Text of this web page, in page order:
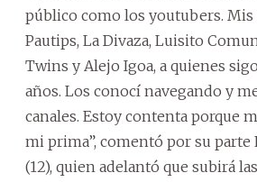
público como los youtubers.
Pautips, La Divaza, Luisito
Twins y Alejo Igoa, a quienes
años. Los conocí navegando y
canales. Estoy contenta porque
mi prima”, comentó por su parte
(12), quien adelantó que subirá